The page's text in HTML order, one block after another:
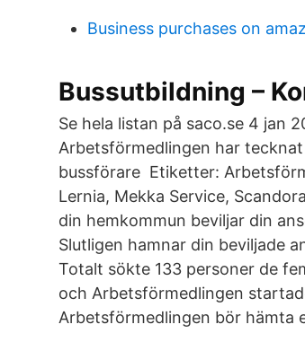
Business purchases on
Bussutbildning –
Se hela listan på saco.se 4 jan
Arbetsförmedlingen har
bussförare Etiketter:
Lernia, Mekka Service,
din hemkommun beviljar din
Slutligen hamnar din beviljade
Totalt sökte 133 personer de
och Arbetsförmedlingen
Arbetsförmedlingen bör hämta